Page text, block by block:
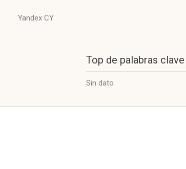
Yandex CY
Top de palabras clave
Sin dato